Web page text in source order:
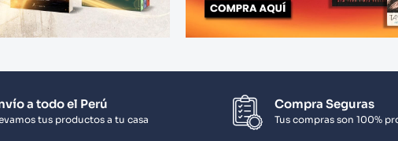
a todo el Perú
tus productos a tu casa
Compra Seguras
Tus compras son 100%